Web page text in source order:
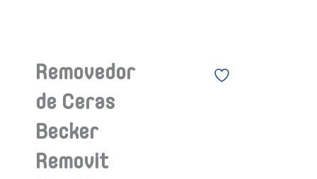
Removedor
de Ceras
Becker
Removit